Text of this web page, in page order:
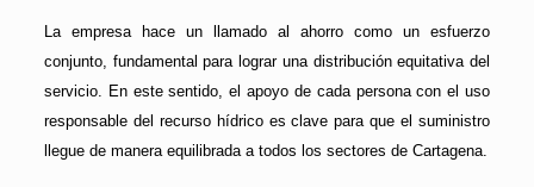
La empresa hace un llamado al ahorro como un esfuerzo
conjunto, fundamental para lograr una distribución equitativa del
servicio. En este sentido, el apoyo de cada persona con el uso
responsable del recurso hídrico es clave para que el suministro
llegue de manera equilibrada a todos los sectores de Cartagena.